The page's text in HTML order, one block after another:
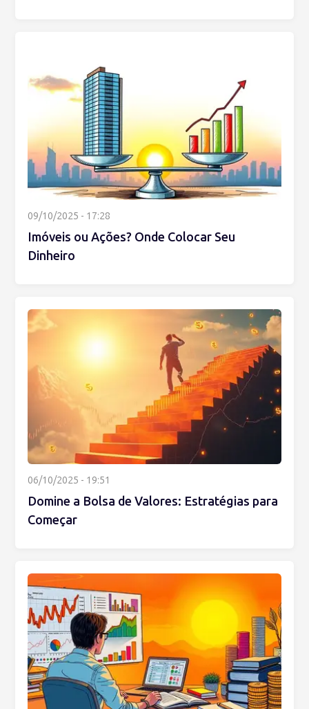
09/10/2025 - 17:28
Imóveis ou Ações? Onde Colocar Seu
Dinheiro
06/10/2025 - 19:51
Domine a Bolsa de Valores: Estratégias para
Começar